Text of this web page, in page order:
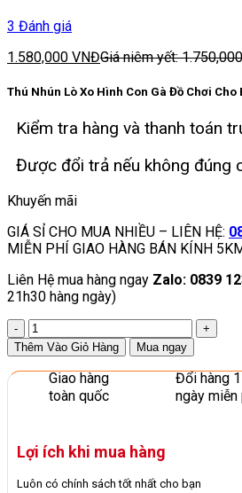
3 Đánh giá
1.580,000 VNĐGiá niêm yết:1.750,000
Thú Nhún Lò Xo Hình Con Gà Đồ Chơi Cho
Kiểm tra hàng và thanh toán
Được đổi trả nếu không đúng
Khuyến mãi
GIÁ SỈ CHO MUA NHIỀU – LIÊN HỆ:
MIỄN PHÍ GIAO HÀNG BÁN KÍNH
Liên Hệ mua hàng ngay Zalo: 0839
21h30 hàng ngày)
Thú
Nhún
Lò
Hình
Đồ
Chơi
Cho
Thêm Vào Giỏ Hàng Mua ngay
Giao hàng
toàn quốc
Đổi hàng
ngày miễn
Lợi ích khi mua hàng
Luôn có chính sách tốt nhất cho bạn